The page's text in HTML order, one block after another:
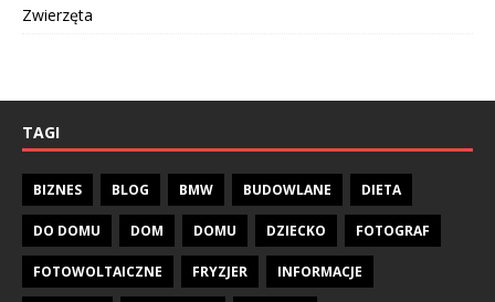
Zwierzęta
TAGI
BIZNES BLOG BMW BUDOWLANE DIETA
DO DOMU DOM DOMU DZIECKO FOTOGRAF
FOTOWOLTAICZNE FRYZJER INFORMACJE